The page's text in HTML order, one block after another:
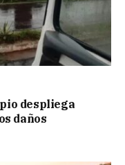
despliega
daños